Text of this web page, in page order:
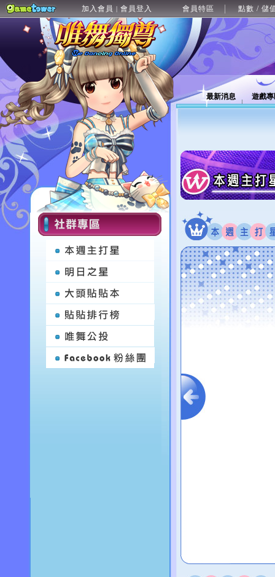
加入會員 | 會員登入 會員特區 點數 / 儲
最新消息 遊戲